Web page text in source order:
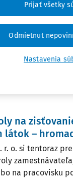
spoločnosťou
pred požiarmi
bezpečnosti.
na
–
r. o. si tentoraz
na pracovisku
Nastavenia
Odmietnut
Prijať všetky